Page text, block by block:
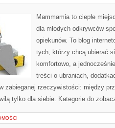
Mammamia to ciepłe
dla młodych odkrywców
opiekunów. To blog
tych, którzy chcą ubierać
komfortowo, a
treści o ubraniach,
zabieganej rzeczywistości: między
tylko dla siebie. Kategorie do